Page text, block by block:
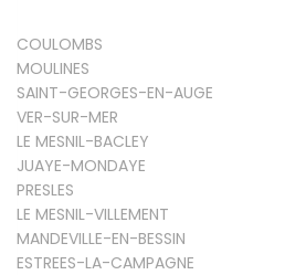
COULOMBS
MOULINES
SAINT-GEORGES-EN-AUGE
VER-SUR-MER
LE MESNIL-BACLEY
JUAYE-MONDAYE
PRESLES
LE MESNIL-VILLEMENT
MANDEVILLE-EN-BESSIN
ESTREES-LA-CAMPAGNE